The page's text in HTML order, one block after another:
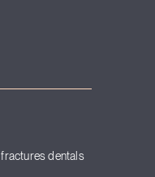
dentals